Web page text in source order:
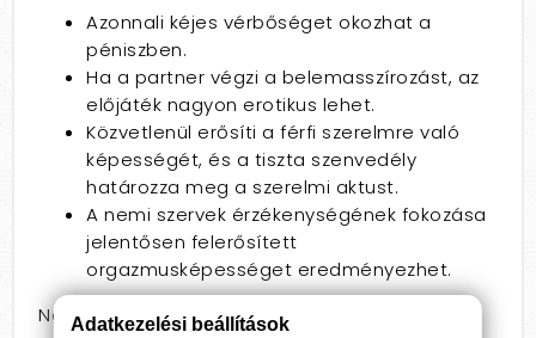
Azonnali kéjes vérbőséget okozhat a
péniszben.
Ha a partner végzi a belemasszírozást, az
előjáték nagyon erotikus lehet.
Közvetlenül erősíti a férfi szerelmre való
képességét, és a tiszta szenvedély
határozza meg a szerelmi aktust.
A nemi szervek érzékenységének fokozása
jelentősen felerősített
orgazmusképességet eredményezhet.
Nem: férfiaknak
Adatkezelési beállítások